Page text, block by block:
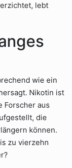
lebt
wie ein
Nikotin ist
Forscher aus
die
können.
zu vierzehn